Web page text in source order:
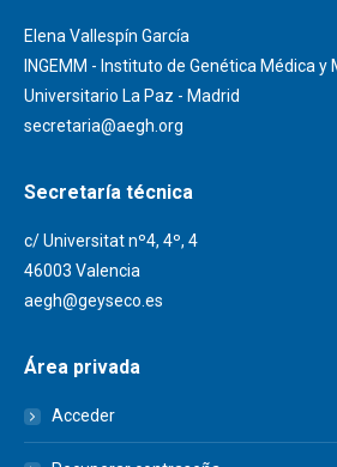
Elena Vallespín García
INGEMM - Instituto de Genética Médica y
Universitario La Paz - Madrid
secretaria@aegh.org
Secretaría técnica
c/ Universitat nº4, 4º, 4
46003 Valencia
aegh@geyseco.es
Área privada
Acceder